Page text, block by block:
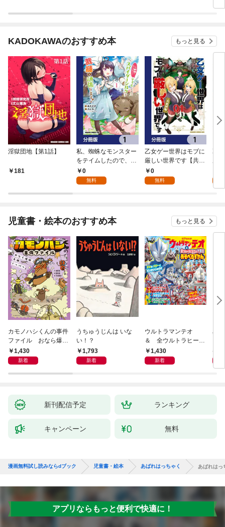
KADOKAWAのおすすめ本 もっと見る
淫獄団地【第1話】
181
私、蜘蛛なモンスター
をテイムしたので、ス
パイダーシルクで裁縫
を頑張ります！【分冊
0
無料
乙女ゲー世界はモブに
厳しい世界です【共和
国編】【分冊版】 1
0
無料
乙
児童書・絵本のおすすめ本 もっと見る
カモノハシくんの事件
ファイル おなら爆
弾！ 危機イッパツ編
1,430
新着
うちゅうじんは いな
い！？
1,793
新着
ウルトラマンテオ
＆ 全ウルトラヒーロ
ー大集合 あそべるず
かん
1,430
新着
星
新刊配信予定 ランキング
キャンペーン 無料
漫画無料試し読みならdブック 児童書・絵本 あばれはっちゃく あばれはっ
アプリならもっと便利で快適に！